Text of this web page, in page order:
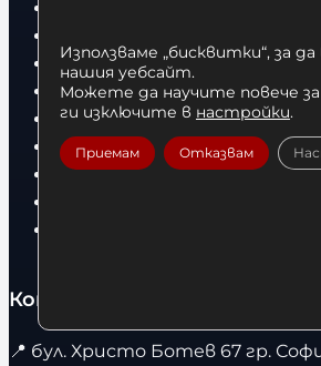
Боксови ръкавици
Дрехи
Детски дрехи
Суичъри
Фитнес оборудване и
Контакти
📍 бул. Христо Ботев 67 гр.
Използваме „бисквитки“, за
нашия уебсайт.
Можете да научите повече за
ги изключите в настройки.
Приемам Отказвам